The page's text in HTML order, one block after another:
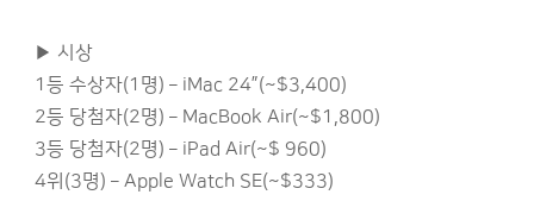
▶ 시상
1등 수상자(1명) – iMac 24”(~$3,400)
2등 당첨자(2명) – MacBook Air(~$1,800)
3등 당첨자(2명) – iPad Air(~$ 960)
4위(3명) – Apple Watch SE(~$333)